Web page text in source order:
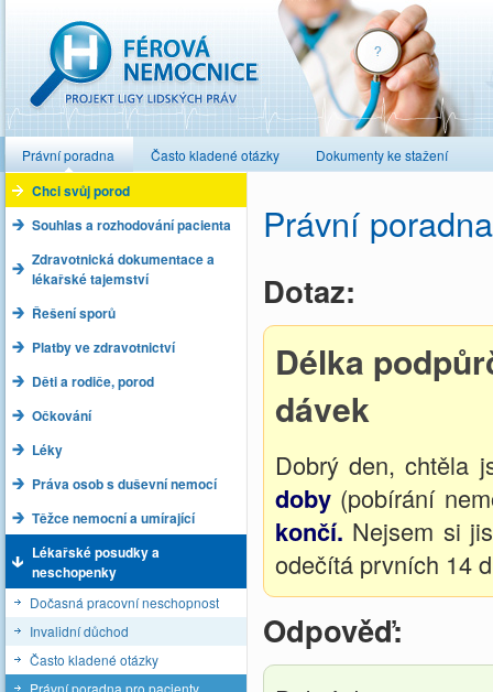
Právní poradna Často kladené otázky Dokumenty ke stažení
Chci svůj porod
Souhlas a rozhodování pacienta
Zdravotnická dokumentace a
lékařské tajemství
Řešení sporů
Platby ve zdravotnictví
Děti a rodiče, porod
Očkování
Léky
Práva osob s duševní nemocí
Těžce nemocní a umírající
Lékařské posudky a
neschopenky
Dočasná pracovní neschopnost
Invalidní důchod
Často kladené otázky
Právní poradna pro pacienty
Právní
Dotaz:
Délka
dávek
Dobrý den, chtěla
doby (pobírání
končí. Nejsem si
odečítá prvních 14
Odpověď: